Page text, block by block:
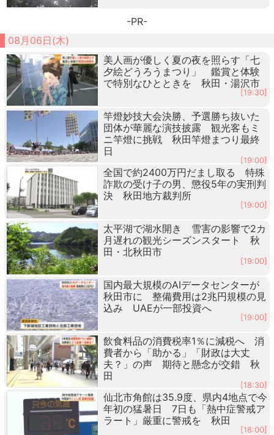
-PR-
08月06日(木)
美人画が優しく夏の夜を照らす「七
夕絵どうろうまつり」 鑑賞と体験
で特別なひとときを 秋田・湯沢市
[19:30]
竿燈妙技大会決勝、予選勝ち抜いた
団体が華麗な演技披露 観光客もミ
ニ竿燈に挑戦 秋田竿燈まつり最終
日
[19:00]
全国で約2400万円だまし取る 特殊
詐欺の受け子の男、懲役5年の実刑判
決 秋田地方裁判所
[19:00]
太平湖で湖水開き 雪害の影響で2カ
月遅れの観光シーズンスタート 秋
田・北秋田市
[19:00]
国内最大規模のAIデータセンターが
秋田市に 整備費用は2兆円規模の見
込み UAEが一部投資へ
[19:00]
飲食料品の消費税率1％に減税へ 消
費者から「助かる」「財政は大丈
夫？」の声 期待と懸念が交錯 秋
田
[18:30]
仙北市角館は35.9度、県内4地点で今
年初の猛暑日 7日も「熱中症警戒ア
ラート」厳重に警戒を 秋田
[18:00]